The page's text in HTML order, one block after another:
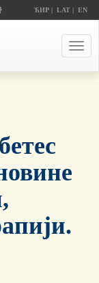
ЋИР| LAT| EN